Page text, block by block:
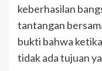
keberhasilan
tantangan
bukti bahwa
tidak ada tujuan